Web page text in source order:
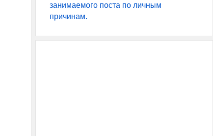
занимаемого поста по личным
причинам.